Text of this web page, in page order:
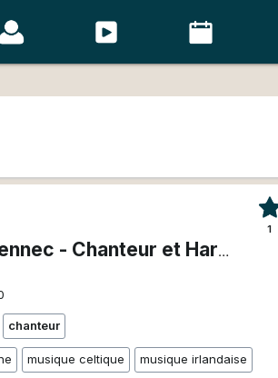
1
Kevin Le Pennec - Chanteur et Harpiste
chanteur
musique celtique musique irlandaise